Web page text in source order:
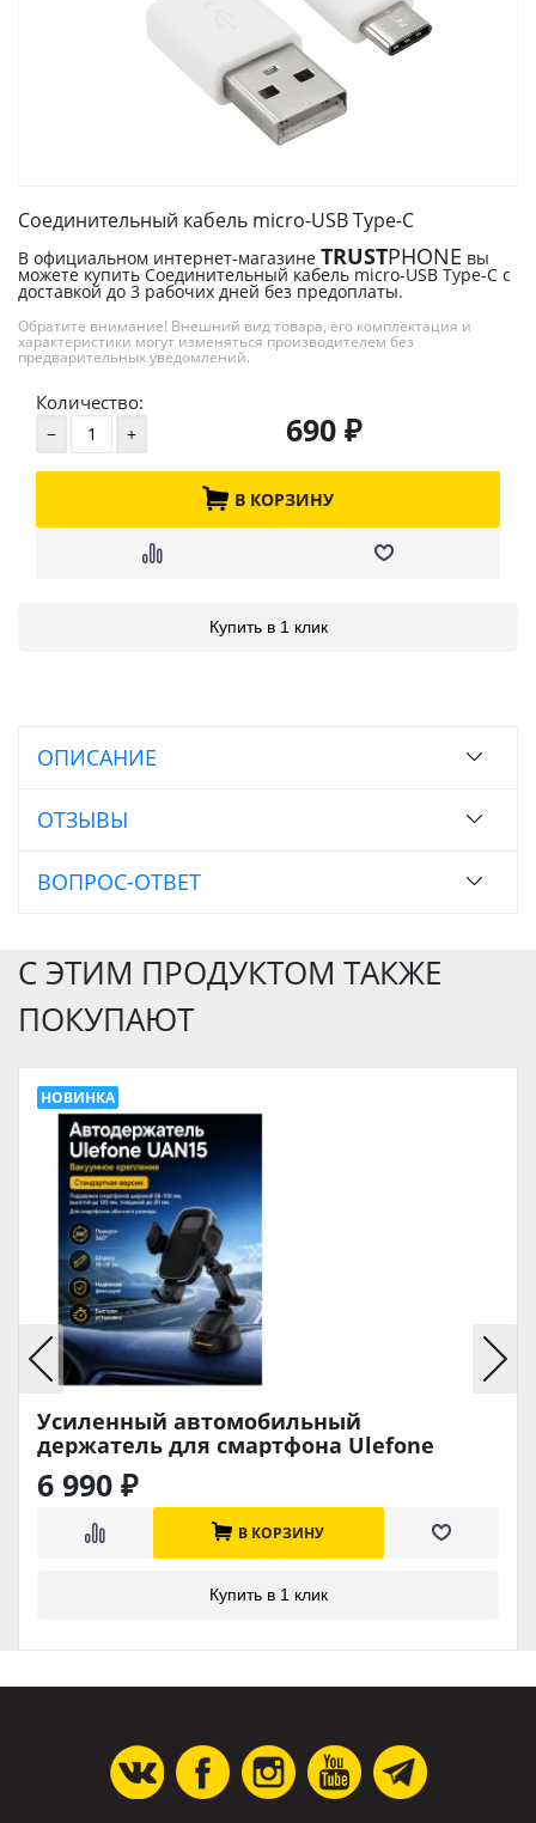
Соединительный кабель micro-USB Type-C
В официальном интернет-магазине TRUSTPHONE вы
можете купить Соединительный кабель micro-USB Type-C с
доставкой до 3 рабочих дней без предоплаты.
Обратите внимание! Внешний вид товара, его комплектация и
характеристики могут изменяться производителем без
предварительных уведомлений.
Количество:
690 ₽
В КОРЗИНУ
Купить в 1 клик
ОПИСАНИЕ
ОТЗЫВЫ
ВОПРОС-ОТВЕТ
С ЭТИМ ПРОДУКТОМ ТАКЖЕ
ПОКУПАЮТ
Усиленный автомобильный
держатель для смартфона Ulefone
UAN15 с вакуумным креплением
6 990 ₽
В КОРЗИНУ
Купить в 1 клик